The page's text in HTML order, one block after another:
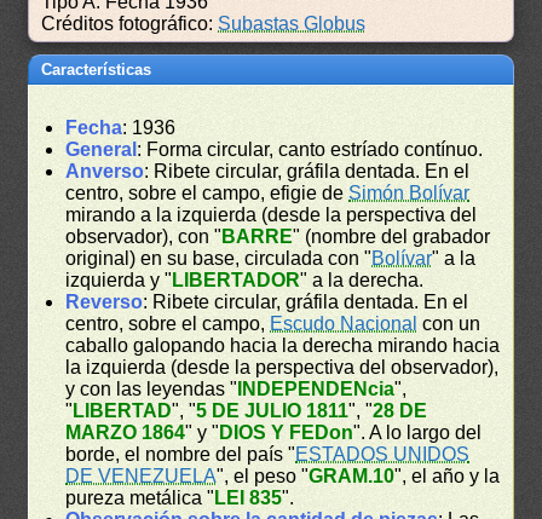
Créditos fotográfico:Subastas Globus
Características
Fecha: 1936
General : Forma circular, canto estríado contínuo.
Anverso: Ribete circular, gráfila dentada. En el
centro, sobre el campo, efigie deSimón Bolívar
mirando a la izquierda (desde la perspectiva del
observador), con " BARRE" (nombre del grabador
original) en su base, circulada con "Bolívar" a la
izquierda y " LIBERTADOR" a la derecha.
Reverso: Ribete circular, gráfila dentada. En el
centro, sobre el campo, Escudo Nacional con un
caballo galopando hacia la derecha mirando hacia
la izquierda (desde la perspectiva del observador),
y con las leyendas " INDEPENDENcia",
" LIBERTAD", "5 DE JULIO 1811", "28 DE
MARZO 1864" y " DIOS Y FEDon". A lo largo del
borde, el nombre del país "ESTADOS UNIDOS
DE VENEZUELA", el peso "GRAM.10", el año y la
pureza metálica " LEI 835".